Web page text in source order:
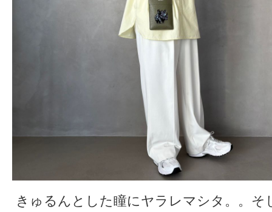
きゅるんとした瞳にヤラレマシタ。。そ